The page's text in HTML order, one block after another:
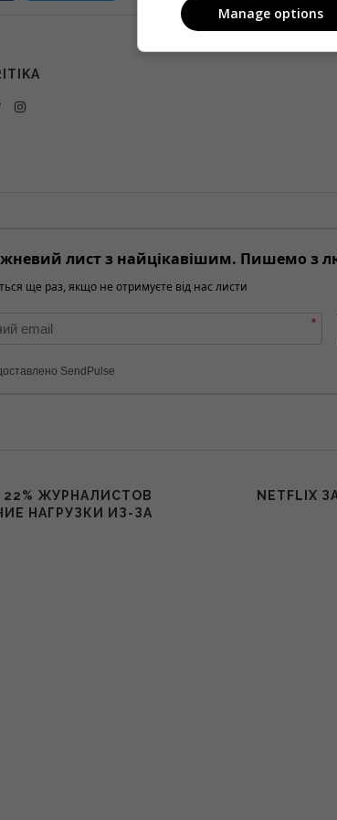
лист з найцікавішим. Пишемо з
ще раз, якщо не отримуєте від нас листи
*
SendPulse
ЖУРНАЛИСТОВ
НАГРУЗКИ ИЗ-ЗА
NETFLIX
Manage options